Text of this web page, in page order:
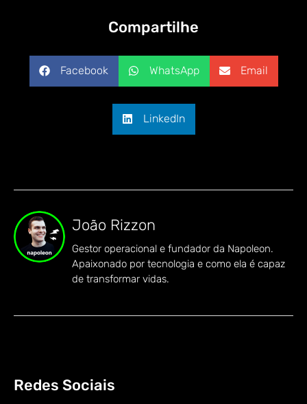
Compartilhe
Facebook WhatsApp Email
LinkedIn
João Rizzon
Gestor operacional e fundador da Napoleon.
Apaixonado por tecnologia e como ela é capaz
de transformar vidas.
Redes Sociais